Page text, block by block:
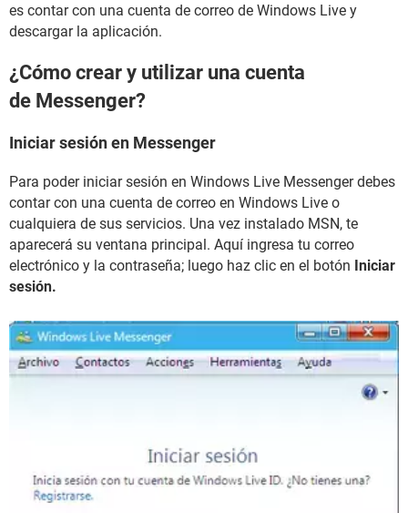
es contar con una cuenta de correo de Windows Live y
descargar la aplicación.
¿Cómo crear y utilizar una cuenta
de Messenger?
Iniciar sesión en Messenger
Para poder iniciar sesión en Windows Live Messenger debes
contar con una cuenta de correo en Windows Live o
cualquiera de sus servicios. Una vez instalado MSN, te
aparecerá su ventana principal. Aquí ingresa tu correo
electrónico y la contraseña; luego haz clic en el botón Iniciar
sesión.